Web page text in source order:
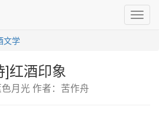
切
换
文学
]红酒印象
月光 作者：苦作舟